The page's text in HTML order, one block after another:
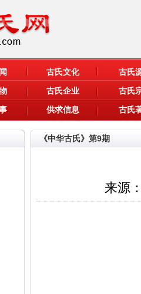
古氏文化
古氏
古氏企业
古氏
供求信息 古氏
《中华古氏》第9期
来源